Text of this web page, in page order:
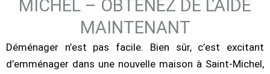
MICHEL – OBTENEZ DE L’AIDE
MAINTENANT
Déménager n’est pas facile. Bien sûr, c’est excitant
d’emménager dans une nouvelle maison à Saint-Michel,